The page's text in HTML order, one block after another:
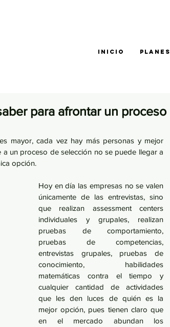
INICIO PLANES
para afrontar un proceso
mayor, cada vez hay más personas y mejor
un proceso de selección no se puede llegar a
opción.
Hoy en día las empresas no se valen
únicamente de las entrevistas, sino
que realizan assessment centers
individuales y grupales, realizan
pruebas de comportamiento,
pruebas de competencias,
entrevistas grupales, pruebas de
conocimiento, habilidades
matemáticas contra el tiempo y
cualquier cantidad de actividades
que les den luces de quién es la
mejor opción, pues tienen claro que
en el mercado abundan los